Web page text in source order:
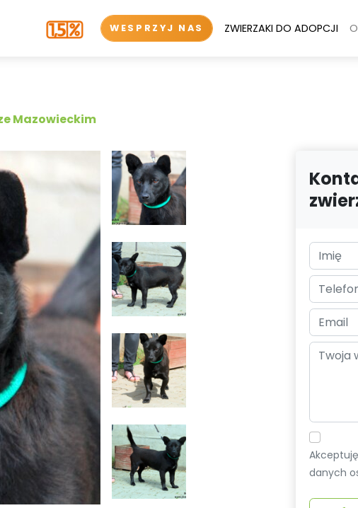
WESPRZYJ NAS ZWIERZAKI DO ADOPCJI
Mazowieckim
danych